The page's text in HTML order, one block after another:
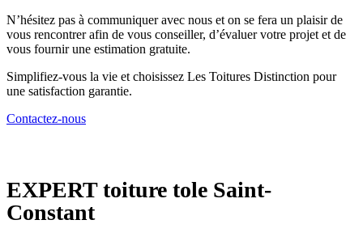
N’hésitez pas à communiquer avec nous et on se fera un plaisir de
vous rencontrer afin de vous conseiller, d’évaluer votre projet et de
vous fournir une estimation gratuite.
Simplifiez-vous la vie et choisissez Les Toitures Distinction pour
une satisfaction garantie.
Contactez-nous
EXPERTtoiture tole Saint-
Constant